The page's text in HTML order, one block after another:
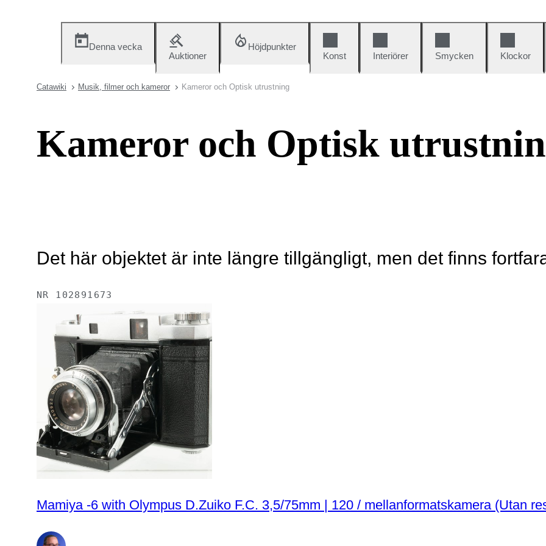
Denna vecka
Auktioner
Höjdpunkter
Konst
Interiörer Smycken Klockor
Catawiki Musik, filmer och kameror Kameror och Optisk utrustning
Kameror och Optisk
Det här objektet är inte längre tillgängligt, men det finns
NR 102891673
Mamiya -6 with Olympus D.Zuiko